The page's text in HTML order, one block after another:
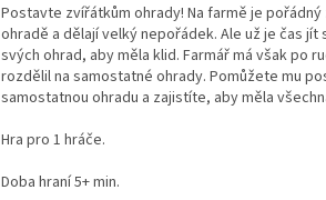
Postavte zvířátkům ohrady! Na farmě je
ohradě a dělají velký nepořádek. Ale už je čas
svých ohrad, aby měla klid. Farmář má však po
rozdělil na samostatné ohrady. Pomůžete mu
samostatnou ohradu a zajistíte, aby měla
Hra pro 1 hráče.
Doba hraní 5+ min.